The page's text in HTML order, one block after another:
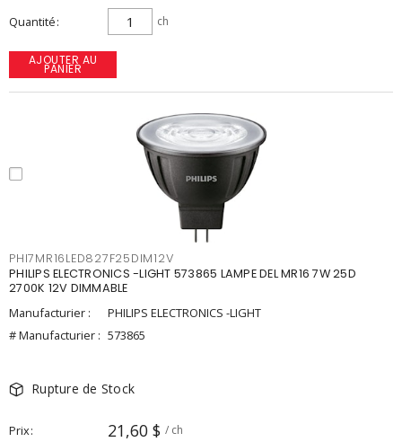
Quantité ch
AJOUTER AU
PANIER
PHI7MR16LED827F25DIM12V
PHILIPS ELECTRONICS -LIGHT 573865 LAMPE DEL MR16 7W 25D
2700K 12V DIMMABLE
Manufacturier :
PHILIPS ELECTRONICS -LIGHT
# Manufacturier : 573865
Rupture de Stock
Prix 21,60 $ / ch